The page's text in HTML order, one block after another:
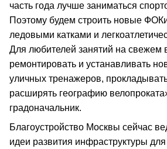
часть года лучше заниматься
Поэтому будем строить новые
ледовыми катками и
Для любителей занятий на свежем
ремонтировать и устанавливать
уличных тренажеров,
расширять географию
градоначальник.
Благоустройство Москвы сейчас
идеи развития инфраструктуры